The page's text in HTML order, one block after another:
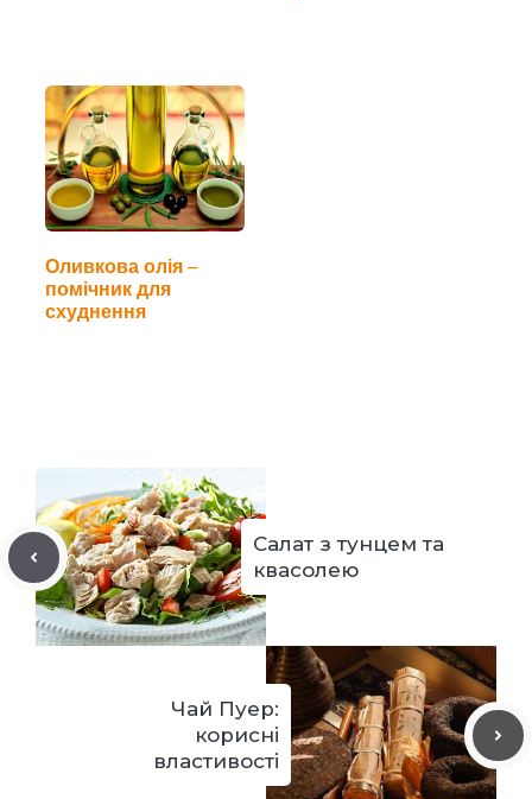
Оливкова олія –
помічник для
схуднення
Салат з тунцем та
квасолею
Чай Пуер:
корисні
властивості